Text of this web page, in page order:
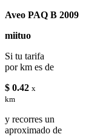
Aveo PAQ B 2009
miituo
Si tu tarifa
por km es de
$ 0.42 x
km
y recorres un
aproximado de